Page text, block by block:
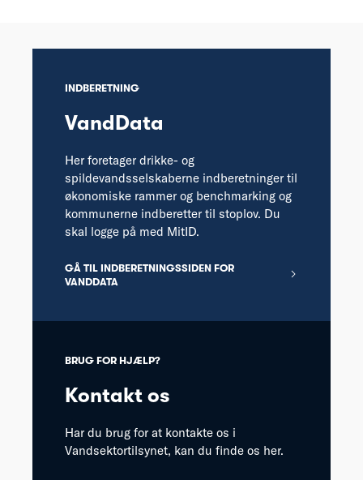
INDBERETNING
VandData
Her foretager drikke- og
spildevandsselskaberne indberetninger til
økonomiske rammer og benchmarking og
kommunerne indberetter til stoplov. Du
skal logge på med MitID.
GÅ TIL INDBERETNINGSSIDEN FOR
VANDDATA
BRUG FOR HJÆLP?
Kontakt os
Har du brug for at kontakte os i
Vandsektortilsynet, kan du finde os her.